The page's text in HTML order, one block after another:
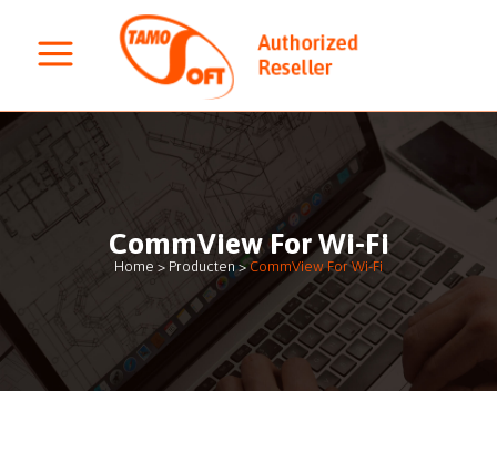
CommView For Wi-Fi
Home > Producten>CommView For Wi-Fi